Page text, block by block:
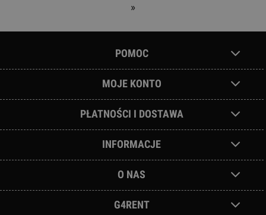
»
POMOC
MOJE KONTO
PŁATNOŚCI I DOSTAWA
INFORMACJE
O NAS
G4RENT